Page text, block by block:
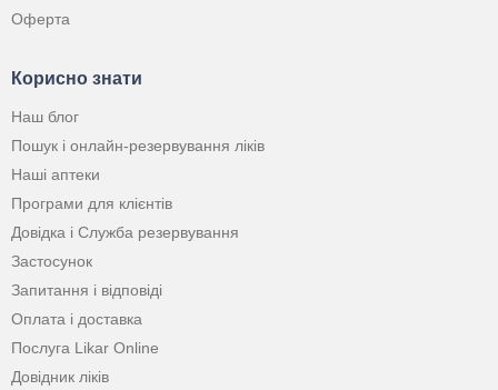
Оферта
Корисно знати
Наш блог
Пошук і онлайн-резервування ліків
Наші аптеки
Програми для клієнтів
Довідка і Служба резервування
Застосунок
Запитання і відповіді
Оплата і доставка
Послуга Likar Online
Довідник ліків